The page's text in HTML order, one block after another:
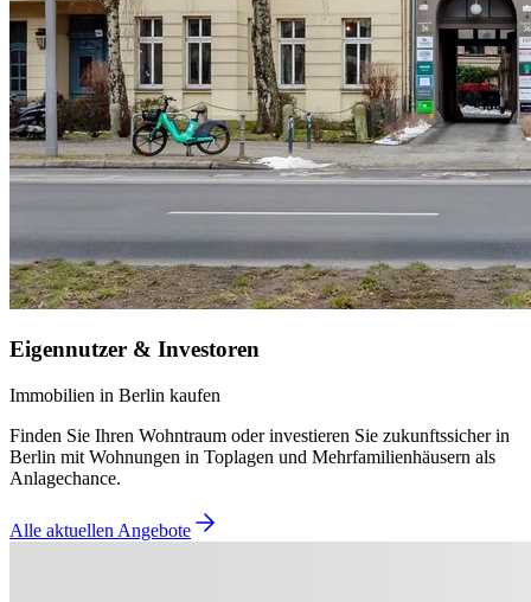
Eigennutzer & Investoren
Immobilien in Berlin kaufen
Finden Sie Ihren Wohntraum oder investieren Sie zukunftssicher in
Berlin mit Wohnungen in Toplagen und Mehrfamilienhäusern als
Anlagechance.
Alle aktuellen Angebote